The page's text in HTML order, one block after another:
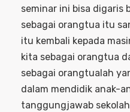
seminar ini bisa digaris
sebagai orangtua itu
itu kembali kepada
kita sebagai orangtua
sebagai orangtualah
dalam mendidik anak-
tanggungjawab